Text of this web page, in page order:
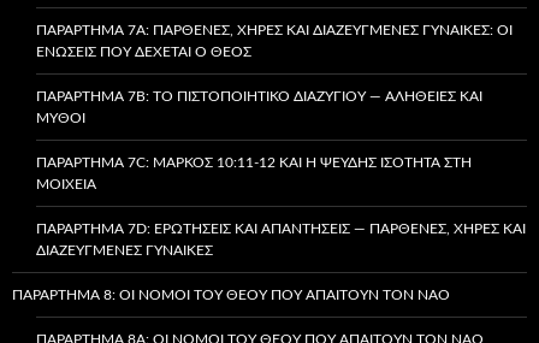
ΠΑΡΆΡΤΗΜΑ 7A: ΠΑΡΘΈΝΕΣ, ΧΉΡΕΣ ΚΑΙ ΔΙΑΖΕΥΓΜΈΝΕΣ ΓΥΝΑΊΚΕΣ: ΟΙ
ΕΝΏΣΕΙΣ ΠΟΥ ΔΈΧΕΤΑΙ Ο ΘΕΌΣ
ΠΑΡΆΡΤΗΜΑ 7B: ΤΟ ΠΙΣΤΟΠΟΙΗΤΙΚΌ ΔΙΑΖΥΓΊΟΥ — ΑΛΉΘΕΙΕΣ ΚΑΙ
ΜΎΘΟΙ
ΠΑΡΆΡΤΗΜΑ 7C: ΜΆΡΚΟΣ 10:11-12 ΚΑΙ Η ΨΕΥΔΉΣ ΙΣΌΤΗΤΑ ΣΤΗ
ΜΟΙΧΕΊΑ
ΠΑΡΆΡΤΗΜΑ 7D: ΕΡΩΤΉΣΕΙΣ ΚΑΙ ΑΠΑΝΤΉΣΕΙΣ — ΠΑΡΘΈΝΕΣ, ΧΉΡΕΣ ΚΑΙ
ΔΙΑΖΕΥΓΜΈΝΕΣ ΓΥΝΑΊΚΕΣ
ΠΑΡΆΡΤΗΜΑ 8: ΟΙ ΝΌΜΟΙ ΤΟΥ ΘΕΟΎ ΠΟΥ ΑΠΑΙΤΟΎΝ ΤΟΝ ΝΑΌ
ΠΑΡΆΡΤΗΜΑ 8A: ΟΙ ΝΌΜΟΙ ΤΟΥ ΘΕΟΎ ΠΟΥ ΑΠΑΙΤΟΎΝ ΤΟΝ ΝΑΌ